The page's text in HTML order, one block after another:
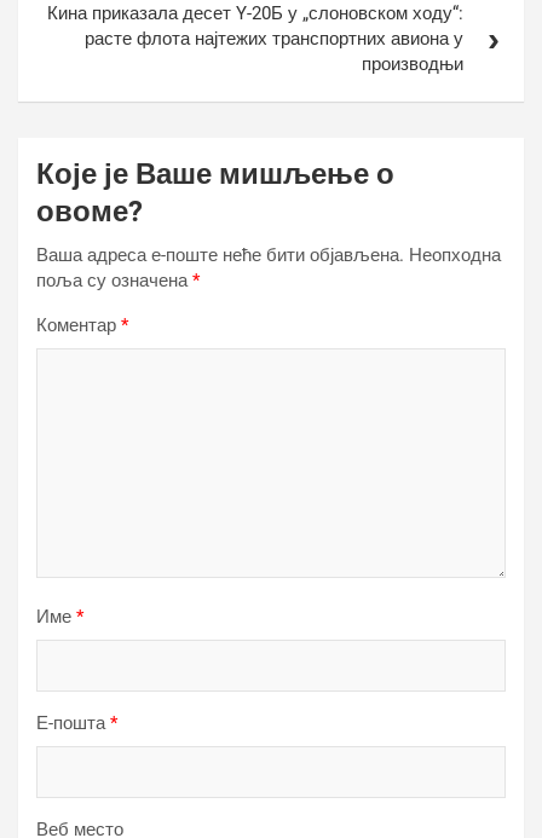
Кина приказала десет Y-20Б у „слоновском ходу“:
расте флота најтежих транспортних авиона у
производњи
Које је Ваше мишљење о
овоме?
Ваша адреса е-поште неће бити објављена. Неопходна
поља су означена*
Коментар *
Име *
Е-пошта*
Веб место